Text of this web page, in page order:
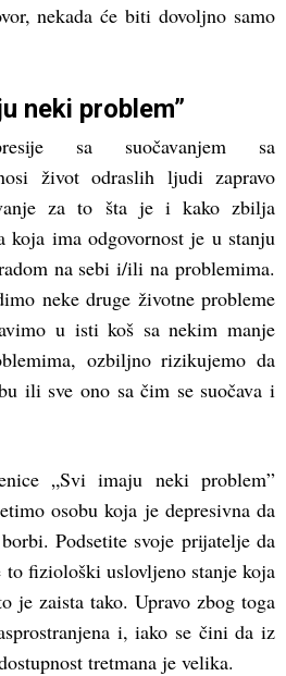
nekada će biti dovoljno samo
neki problem”
sa suočavanjem sa
život odraslih ljudi zapravo
za to šta je i kako zbilja
koja ima odgovornost je u stanju
na sebi i/ili na problemima.
neke druge životne probleme
u isti koš sa nekim manje
ozbiljno rizikujemo da
ili sve ono sa čim se suočava i
„Svi imaju neki problem”
osobu koja je depresivna da
Podsetite svoje prijatelje da
to fiziološki uslovljeno stanje koja
je zaista tako. Upravo zbog toga
i, iako se čini da iz
tretmana je velika.